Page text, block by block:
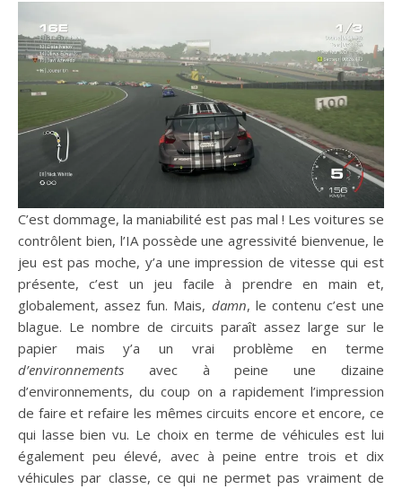
C’est dommage, la maniabilité est pas mal ! Les voitures se
contrôlent bien, l’IA possède une agressivité bienvenue, le
jeu est pas moche, y’a une impression de vitesse qui est
présente, c’est un jeu facile à prendre en main et,
globalement, assez fun. Mais, damn, le contenu c’est une
blague. Le nombre de circuits paraît assez large sur le
papier mais y’a un vrai problème en terme
d’environnements avec à peine une dizaine
d’environnements, du coup on a rapidement l’impression
de faire et refaire les mêmes circuits encore et encore, ce
qui lasse bien vu. Le choix en terme de véhicules est lui
également peu élevé, avec à peine entre trois et dix
véhicules par classe, ce qui ne permet pas vraiment de